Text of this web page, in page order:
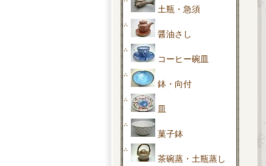
土瓶・急須
醤油さし
コーヒー碗皿
鉢・向付
菓子鉢
茶碗蒸・土瓶蒸し